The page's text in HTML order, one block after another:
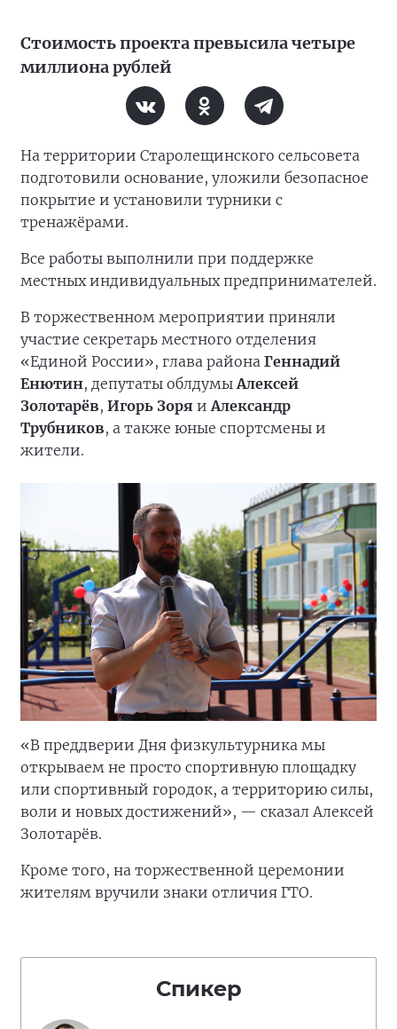
Стоимость проекта превысила четыре
миллиона рублей
На территории Старолещинского сельсовета
подготовили основание, уложили безопасное
покрытие и установили турники с
тренажёрами.
Все работы выполнили при поддержке
местных индивидуальных предпринимателей.
В торжественном мероприятии приняли
участие секретарь местного отделения
«Единой России», глава района Геннадий
Енютин, депутаты облдумыАлексей
Золотарёв, Игорь Зоря иАлександр
Трубников, а также юные спортсмены и
жители.
«В преддверии Дня физкультурника мы
открываем не просто спортивную площадку
или спортивный городок, а территорию силы,
воли и новых достижений», — сказал Алексей
Золотарёв.
Кроме того, на торжественной церемонии
жителям вручили знаки отличия ГТО.
Спикер